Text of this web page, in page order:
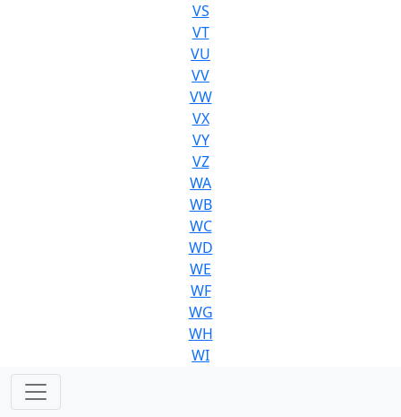
VS
VT
VU
VV
VW
VX
VY
VZ
WA
WB
WC
WD
WE
WF
WG
WH
WI